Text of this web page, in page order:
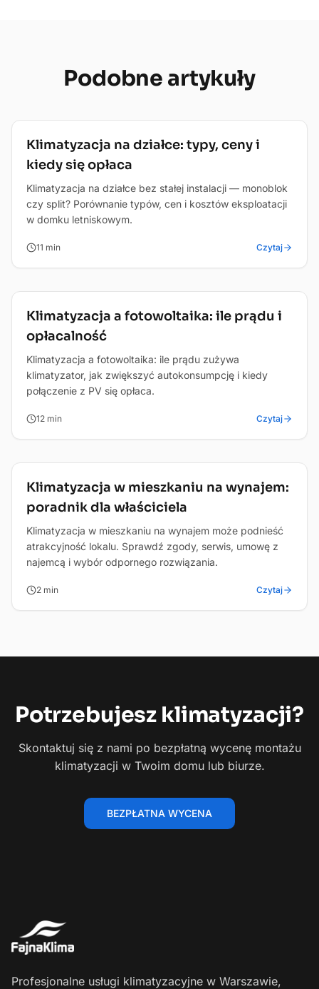
Podobne artykuły
Poradnik
Klimatyzacja na działce: typy, ceny i
kiedy się opłaca
Klimatyzacja na działce bez stałej instalacji — monoblok
czy split? Porównanie typów, cen i kosztów eksploatacji
w domku letniskowym.
11 min Czytaj
Poradnik
Klimatyzacja a fotowoltaika: ile prądu i
opłacalność
Klimatyzacja a fotowoltaika: ile prądu zużywa
klimatyzator, jak zwiększyć autokonsumpcję i kiedy
połączenie z PV się opłaca.
12 min Czytaj
Poradnik
Klimatyzacja w mieszkaniu na wynajem:
poradnik dla właściciela
Klimatyzacja w mieszkaniu na wynajem może podnieść
atrakcyjność lokalu. Sprawdź zgody, serwis, umowę z
najemcą i wybór odpornego rozwiązania.
2 min Czytaj
Potrzebujesz klimatyzacji?
Skontaktuj się z nami po bezpłatną wycenę montażu
klimatyzacji w Twoim domu lub biurze.
BEZPŁATNA WYCENA
Profesjonalne usługi klimatyzacyjne w Warszawie,